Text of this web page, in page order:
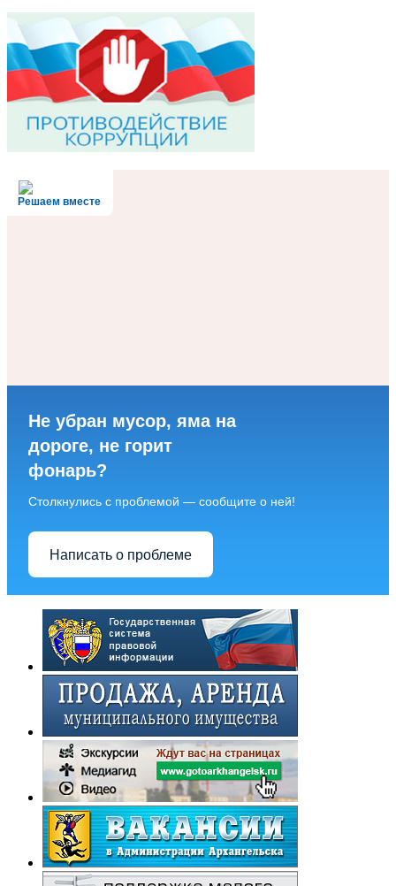
Решаем вместе
Не убран мусор, яма на
дороге, не горит
фонарь?
Столкнулись с проблемой — сообщите о ней!
Написать о проблеме